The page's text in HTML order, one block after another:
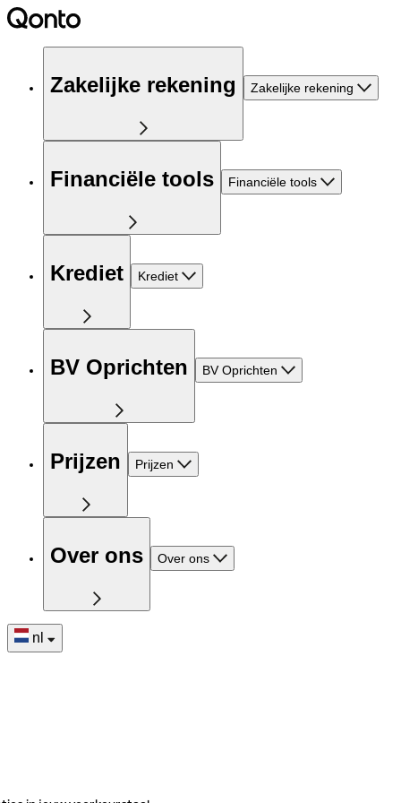
Zakelijke rekening Zakelijke rekening
Financiële tools Financiële tools
Krediet Krediet
BV Oprichten BV Oprichten
Prijzen Prijzen
Over ons Over ons
nl